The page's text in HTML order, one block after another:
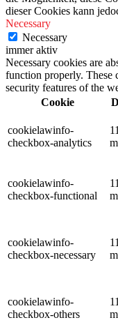
dieser Cookies kann
Necessary
Necessary
immer aktiv
Necessary cookies are
function properly. These
security features of the
Cookie
cookielawinfo-
checkbox-analytics
11
cookielawinfo-
checkbox-functional
11
cookielawinfo-
checkbox-necessary
11
cookielawinfo-
checkbox-others
11